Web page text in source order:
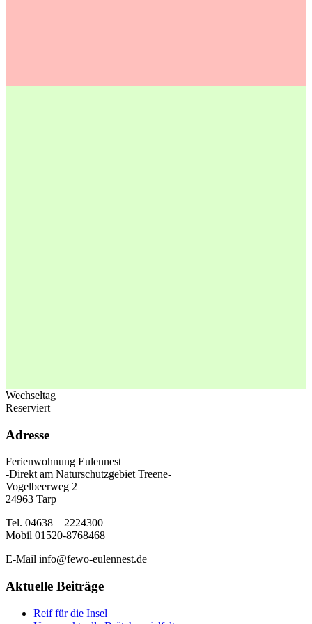
Wechseltag
Reserviert
Adresse
Ferienwohnung Eulennest
-Direkt am Naturschutzgebiet Treene-
Vogelbeerweg 2
24963 Tarp
Tel. 04638 – 2224300
Mobil 01520-8768468
E-Mail info@fewo-eulennest.de
Aktuelle Beiträge
Reif für die Insel